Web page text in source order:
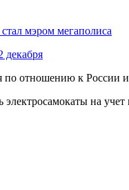
мэром мегаполиса
декабря
по отношению к России
электросамокаты на